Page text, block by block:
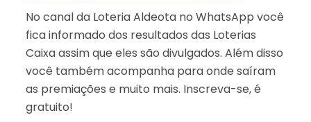
No canal da Loteria Aldeota no WhatsApp você
fica informado dos resultados das Loterias
Caixa assim que eles são divulgados. Além disso
você também acompanha para onde saíram
as premiações e muito mais. Inscreva-se, é
gratuito!